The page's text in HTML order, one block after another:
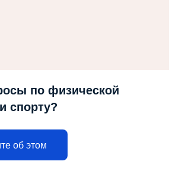
по физической
спорту?
об этом